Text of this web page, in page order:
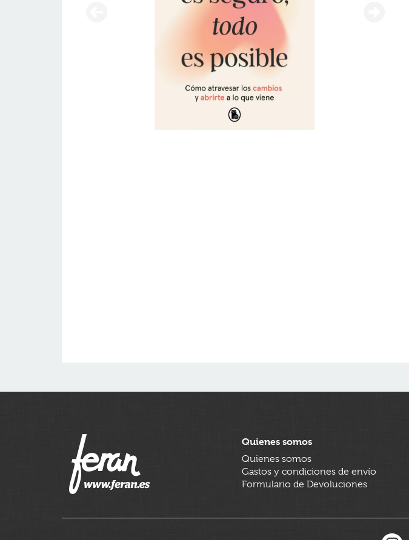
Quienes somos
Quienes somos
Gastos y condiciones de envío
Formulario de Devoluciones